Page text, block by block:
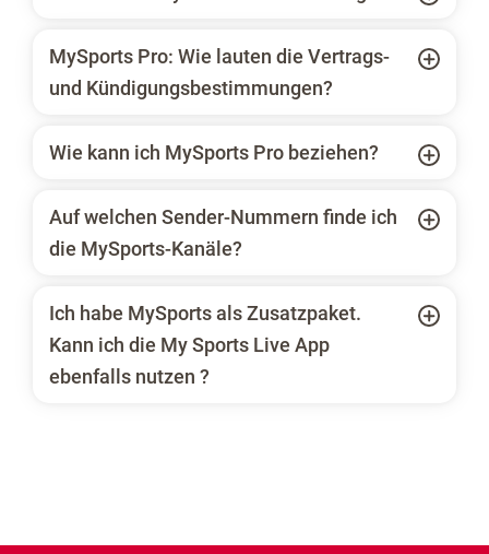
MySports Pro: Wie lauten die Vertrags-
und Kündigungsbestimmungen?
Wie kann ich MySports Pro beziehen?
Auf welchen Sender-Nummern finde ich
die MySports-Kanäle?
Ich habe MySports als Zusatzpaket.
Kann ich die My Sports Live App
ebenfalls nutzen ?